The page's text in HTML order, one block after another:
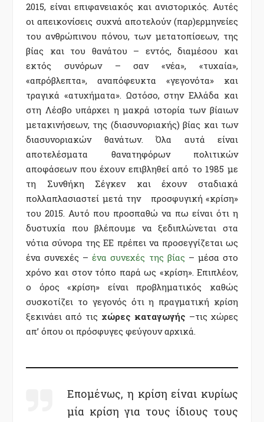
2015, είναι επιφανειακός και ανιστορικός. Αυτές
οι απεικονίσεις συχνά αποτελούν (παρ)ερμηνείες
του ανθρώπινου πόνου, των μετατοπίσεων, της
βίας και του θανάτου – εντός, διαμέσου και
εκτός συνόρων – σαν «νέα», «τυχαία»,
«απρόβλεπτα», αναπόφευκτα «γεγονότα» και
τραγικά «ατυχήματα». Ωστόσο, στην Ελλάδα και
στη Λέσβο υπάρχει η μακρά ιστορία των βίαιων
μετακινήσεων, της (διασυνοριακής) βίας και των
διασυνοριακών θανάτων. Όλα αυτά είναι
αποτελέσματα θανατηφόρων πολιτικών
αποφάσεων που έχουν επιβληθεί από το 1985 με
τη Συνθήκη Σέγκεν και έχουν σταδιακά
πολλαπλασιαστεί μετά την προσφυγική «κρίση»
του 2015. Αυτό που προσπαθώ να πω είναι ότι η
δυστυχία που βλέπουμε να ξεδιπλώνεται στα
νότια σύνορα της ΕΕ πρέπει να προσεγγίζεται ως
ένα συνεχές –ένα συνεχές της βίας – μέσα στο
χρόνο και στον τόπο παρά ως «κρίση». Επιπλέον,
ο όρος «κρίση» είναι προβληματικός καθώς
συσκοτίζει το γεγονός ότι η πραγματική κρίση
ξεκινάει από τις χώρες καταγωγής –τις χώρες
απ’ όπου οι πρόσφυγες φεύγουν αρχικά.
Επομένως, η κρίση είναι κυρίως
μία κρίση για τους ίδιους τους